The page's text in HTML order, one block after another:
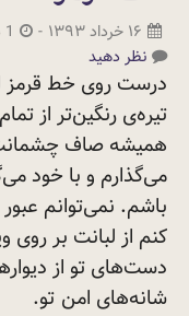
۱۶ خرداد ۱۳۹۳ -
1 دقیقه مطالعه
نظر دهید
درست روی خط قرمز
تیره‌ی رنگین‌تر از
همیشه صاف
می‌گذارم و با خود
باشم. نمی‌توانم
کنم از لبانت بر
دست‌های تو از
شانه‌های امن‌ تو.